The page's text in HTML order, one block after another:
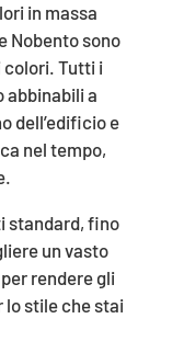
in massa
Nobento sono
colori. Tutti i
abbinabili a
dell’edificio e
nel tempo,
standard, fino
un vasto
rendere gli
stile che stai